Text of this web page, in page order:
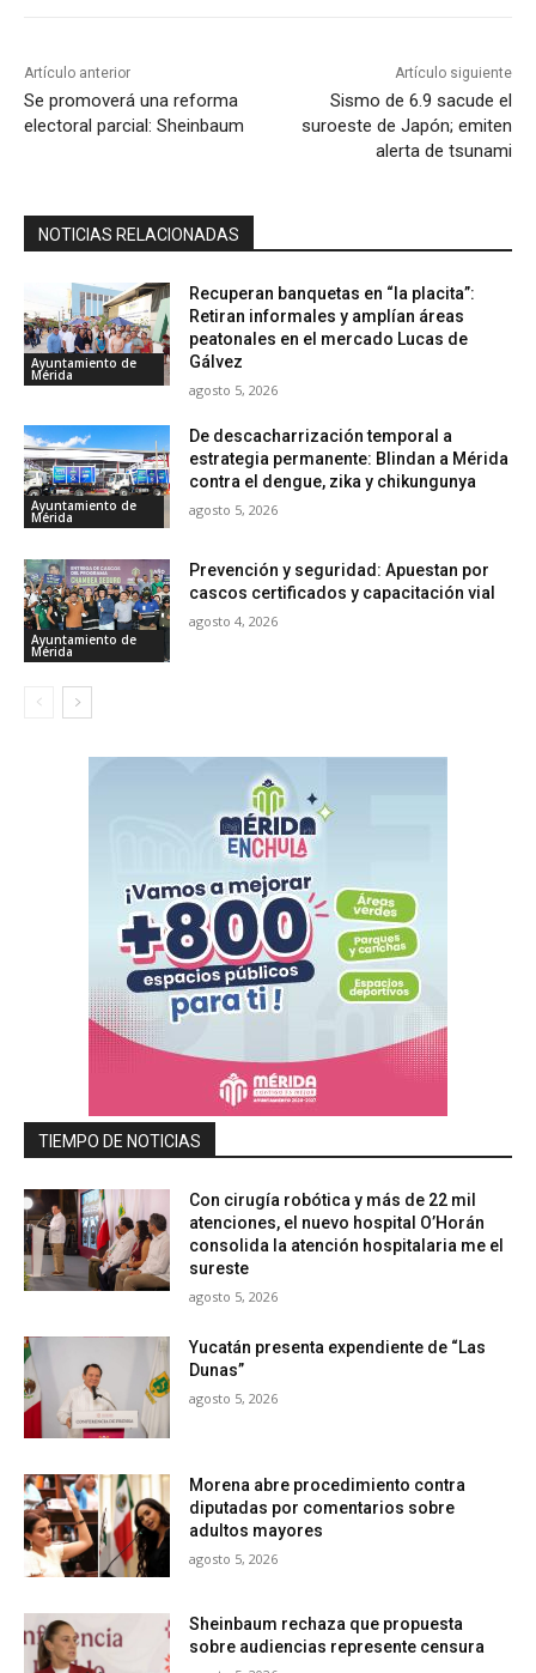
Artículo anterior
Se promoverá una reforma
electoral parcial: Sheinbaum
Artículo siguiente
Sismo de 6.9 sacude el
suroeste de Japón; emiten
alerta de tsunami
NOTICIAS RELACIONADAS
Ayuntamiento de
Mérida
Recuperan banquetas en “la placita”:
Retiran informales y amplían áreas
peatonales en el mercado Lucas de
Gálvez
agosto 5, 2026
Ayuntamiento de
Mérida
De descacharrización temporal a
estrategia permanente: Blindan a Mérida
contra el dengue, zika y chikungunya
agosto 5, 2026
Ayuntamiento de
Mérida
Prevención y seguridad: Apuestan por
cascos certificados y capacitación vial
agosto 4, 2026
TIEMPO DE NOTICIAS
Con cirugía robótica y más de 22 mil
atenciones, el nuevo hospital O’Horán
consolida la atención hospitalaria me el
sureste
agosto 5, 2026
Yucatán presenta expendiente de “Las
Dunas”
agosto 5, 2026
Morena abre procedimiento contra
diputadas por comentarios sobre
adultos mayores
agosto 5, 2026
Sheinbaum rechaza que propuesta
sobre audiencias represente censura